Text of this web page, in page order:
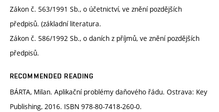
Zákon č. 563/1991 Sb., o účetnictví, ve znění pozdějších
předpisů. (základní literatura.
Zákon č. 586/1992 Sb., o daních z příjmů, ve znění pozdějších
předpisů.
RECOMMENDED READING
BÁRTA, Milan. Aplikační problémy daňového řádu. Ostrava: Key
Publishing, 2016. ISBN 978-80-7418-260-0.